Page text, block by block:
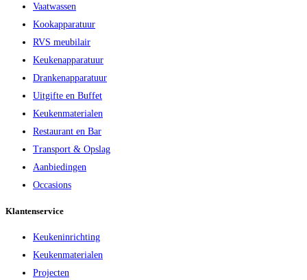
Vaatwassen
Kookapparatuur
RVS meubilair
Keukenapparatuur
Drankenapparatuur
Uitgifte en Buffet
Keukenmaterialen
Restaurant en Bar
Transport & Opslag
Aanbiedingen
Occasions
Klantenservice
Keukeninrichting
Keukenmaterialen
Projecten